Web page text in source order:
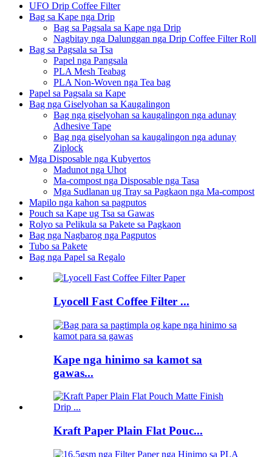
UFO Drip Coffee Filter
Bag sa Kape nga Drip
Bag sa Pagsala sa Kape nga Drip
Nagbitay nga Dalunggan nga Drip Coffee Filter Roll
Bag sa Pagsala sa Tsa
Papel nga Pangsala
PLA Mesh Teabag
PLA Non-Woven nga Tea bag
Papel sa Pagsala sa Kape
Bag nga Giselyohan sa Kaugalingon
Bag nga giselyohan sa kaugalingon nga adunay
Adhesive Tape
Bag nga giselyohan sa kaugalingon nga adunay
Ziplock
Mga Disposable nga Kubyertos
Madunot nga Uhot
Ma-compost nga Disposable nga Tasa
Mga Sudlanan ug Tray sa Pagkaon nga Ma-compost
Mapilo nga kahon sa pagputos
Pouch sa Kape ug Tsa sa Gawas
Rolyo sa Pelikula sa Pakete sa Pagkaon
Bag nga Nagbarog nga Pagputos
Tubo sa Pakete
Bag nga Papel sa Regalo
Lyocell Fast Coffee Filter ...
Kape nga hinimo sa kamot sa
gawas...
Kraft Paper Plain Flat Pouc...